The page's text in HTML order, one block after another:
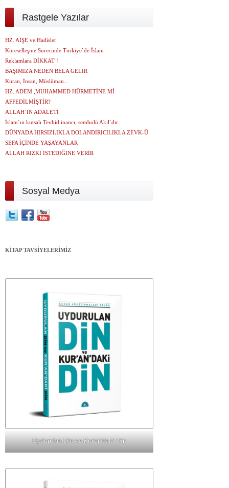
Rastgele Yazılar
HZ. AİŞE ve Hadisler
Küreselleşme Sürecinde Türkiye`de İslam
Reklamlara DİKKAT !
BAŞIMIZA NEDEN BELA GELİR
Kuran, İnsan, Müslüman...
HZ. ADEM ,MUHAMMED HÜRMETİNE Mİ
AFFEDİLMİŞTİR?
ALLAH`IN ADALETİ
İslam`ın kutsalı Tevhid inancı, sembolü Akıl`dır..
DÜNYADA HIRSIZLIKLA DOLANDIRICILIKLA ZEVK-Ü
SEFA İÇİNDE YAŞAYANLAR
ALLAH RIZKI İSTEDİĞİNE VERİR
Sosyal Medya
KİTAP TAVSİYELERİMİZ
Uydurulan Din ve Kur'an'daki Din